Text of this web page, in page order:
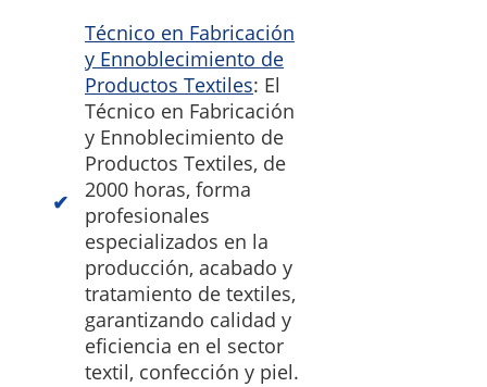
Técnico en Fabricación
y Ennoblecimiento de
Productos Textiles: El
Técnico en Fabricación
y Ennoblecimiento de
Productos Textiles, de
2000 horas, forma
profesionales
especializados en la
producción, acabado y
tratamiento de textiles,
garantizando calidad y
eficiencia en el sector
textil, confección y piel.